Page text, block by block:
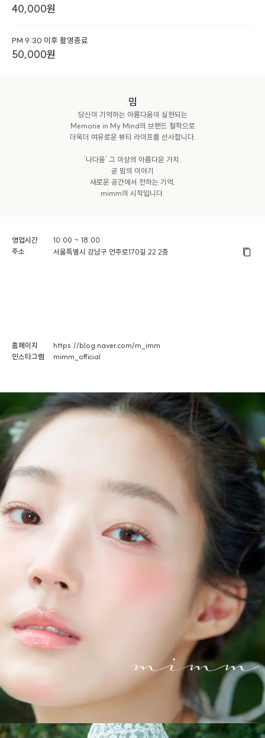
40,000원
PM 9:30 이후 촬영종료
50,000원
밈
당신이 기억하는 아름다움이 실현되는
Memorie in My Mind의 브랜드 철학으로
더욱더 여유로운 뷰티 라이프를 선사합니다.
'나다움' 그 이상의 아름다운 가치.
곧 밈의 이야기
새로운 공간에서 전하는 기억,
mimm의 시작입니다.
영업시간
10:00 ~ 18:00
주소
서울특별시 강남구 언주로170길 22 2층
홈페이지
https://blog.naver.com/m_imm
인스타그램
mimm_official